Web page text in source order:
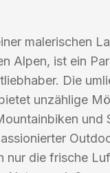
malerischen
Alpen, ist ein
Die
unzählige
und
nur die frische